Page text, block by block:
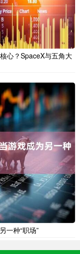
心？SpaceX与五角大
一种“职场”